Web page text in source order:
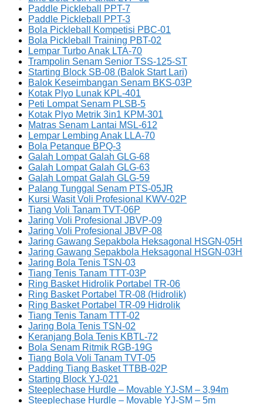
Paddle Pickleball PPT-7
Paddle Pickleball PPT-3
Bola Pickleball Kompetisi PBC-01
Bola Pickleball Training PBT-02
Lempar Turbo Anak LTA-70
Trampolin Senam Senior TSS-125-ST
Starting Block SB-08 (Balok Start Lari)
Balok Keseimbangan Senam BKS-03P
Kotak Plyo Lunak KPL-401
Peti Lompat Senam PLSB-5
Kotak Plyo Metrik 3in1 KPM-301
Matras Senam Lantai MSL-612
Lempar Lembing Anak LLA-70
Bola Petanque BPQ-3
Galah Lompat Galah GLG-68
Galah Lompat Galah GLG-63
Galah Lompat Galah GLG-59
Palang Tunggal Senam PTS-05JR
Kursi Wasit Voli Profesional KWV-02P
Tiang Voli Tanam TVT-06P
Jaring Voli Profesional JBVP-09
Jaring Voli Profesional JBVP-08
Jaring Gawang Sepakbola Heksagonal HSGN-05H
Jaring Gawang Sepakbola Heksagonal HSGN-03H
Jaring Bola Tenis TSN-03
Tiang Tenis Tanam TTT-03P
Ring Basket Hidrolik Portabel TR-06
Ring Basket Portabel TR-08 (Hidrolik)
Ring Basket Portabel TR-09 Hidrolik
Tiang Tenis Tanam TTT-02
Jaring Bola Tenis TSN-02
Keranjang Bola Tenis KBTL-72
Bola Senam Ritmik RGB-19G
Tiang Bola Voli Tanam TVT-05
Padding Tiang Basket TTBB-02P
Starting Block YJ-021
Steeplechase Hurdle – Movable YJ-SM – 3,94m
Steeplechase Hurdle – Movable YJ-SM – 5m